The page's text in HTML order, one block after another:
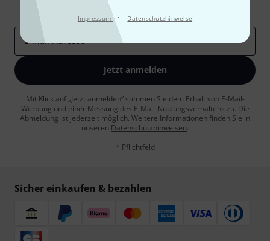
Impressum · Datenschutzhinweise
Inspirierende Beiträge
E-Mail-Adresse*
Jetzt anmelden
Mit Klick auf „Jetzt anmelden“ stimmen Sie dem Erhalt von E-Mail-
Werbung und einer Messung des E-Mail-Nutzungsverhaltens zu. Die
Abmeldung ist jederzeit möglich. Weitere Informationen finden Sie in
unseren Datenschutzhinweisen.
* Pflichtfeld
Sicher einkaufen & bezahlen